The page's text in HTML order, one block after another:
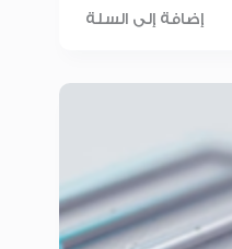
إضافة إلى السلة